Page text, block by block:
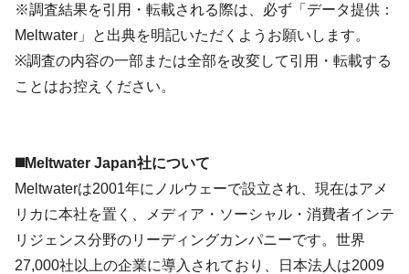
※調査結果を引用・転載される際は、必ず「データ提供：
Meltwater」と出典を明記いただくようお願いします。
※調査の内容の一部または全部を改変して引用・転載する
ことはお控えください。
◼️Meltwater Japan社について
Meltwaterは2001年にノルウェーで設立され、現在はアメ
リカに本社を置く、メディア・ソーシャル・消費者インテ
リジェンス分野のリーディングカンパニーです。世界
27,000社以上の企業に導入されており、日本法人は2009